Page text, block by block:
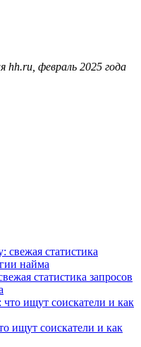
hh.ru, февраль 2025 года
статистика запросов
ищут соискатели и как